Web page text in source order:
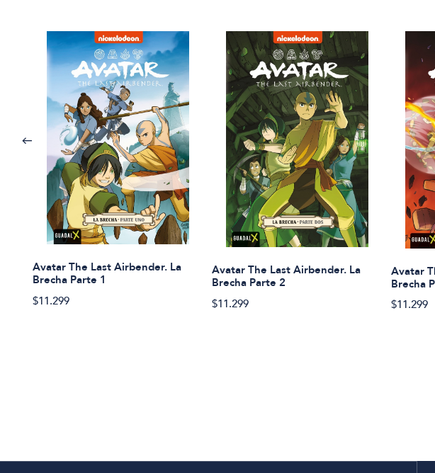
Avatar The Last Airbender. La
Brecha Parte 1
$11.299
Avatar The Last Airbender. La
Brecha Parte 2
$11.299
Avatar
Brecha
$11.299